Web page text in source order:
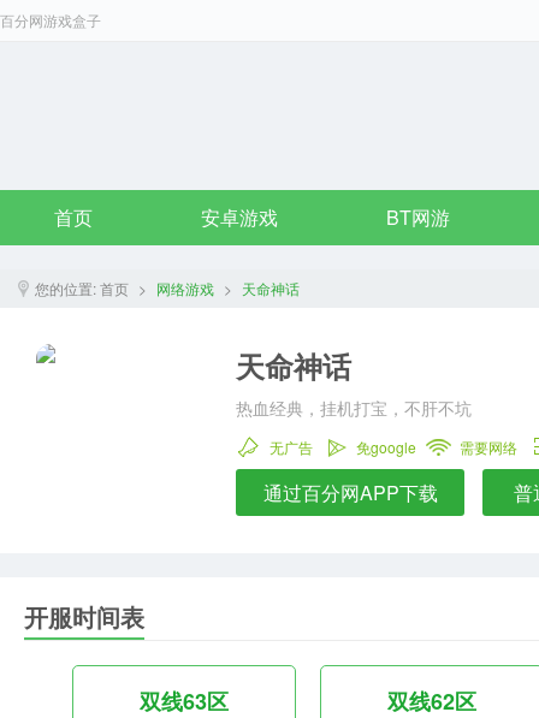
百分网游戏盒子
首页 安卓游戏 BT网游
您的位置:首页 > 网络游戏 > 天命神话
天命神话
热血经典，挂机打宝，不肝不坑
无广告 免google 需要网络
通过百分网APP下载 普
开服时间表
双线63区 双线62区